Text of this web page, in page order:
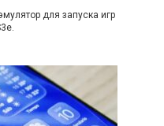
для запуска игр